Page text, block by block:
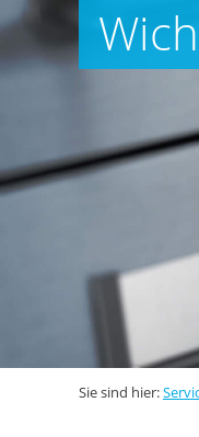
Sie sind hier: